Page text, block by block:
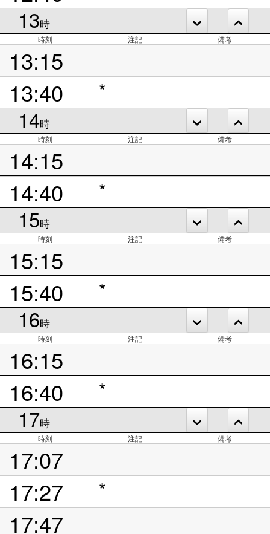
13時
時刻 注記 備考
13:15
13:40
*
14時
時刻 注記 備考
14:15
14:40
*
15時
時刻 注記 備考
15:15
15:40
*
16時
時刻 注記 備考
16:15
16:40
*
17時
時刻 注記 備考
17:07
17:27
*
17:47